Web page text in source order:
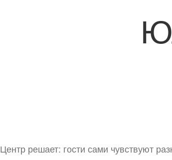
Центр решает: гости сами чувствуют